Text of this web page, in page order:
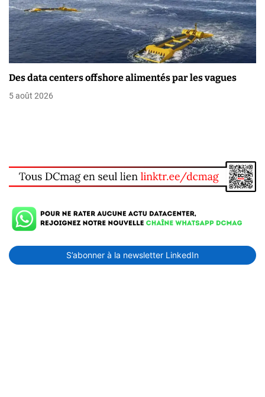
Des data centers offshore alimentés par les vagues
5 août 2026
S’abonner à la newsletter LinkedIn